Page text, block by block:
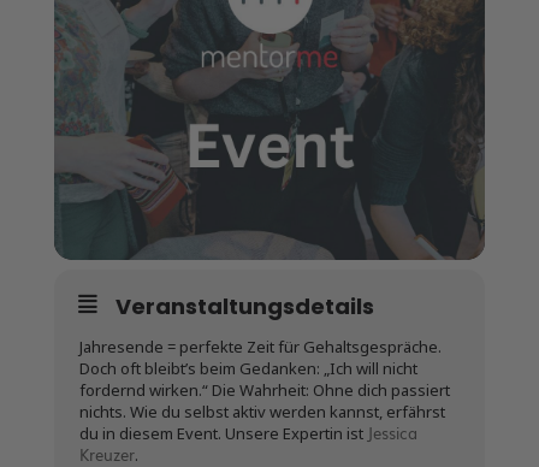
Veranstaltungsdetails
Jahresende = perfekte Zeit für Gehaltsgespräche.
Doch oft bleibt’s beim Gedanken: „Ich will nicht
fordernd wirken.“ Die Wahrheit: Ohne dich passiert
nichts. Wie du selbst aktiv werden kannst, erfährst
du in diesem Event. Unsere Expertin ist Jessica
Kreuzer.